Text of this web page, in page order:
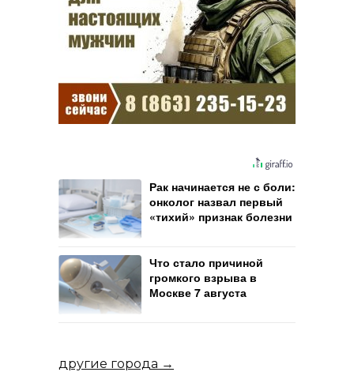
Рак начинается не с боли:
онколог назвал первый
«тихий» признак болезни
Что стало причиной
громкого взрыва в
Москве 7 августа
другие города →